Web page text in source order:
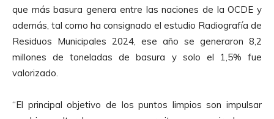
que más basura genera entre las naciones de la OCDE y
además, tal como ha consignado el estudio Radiografía de
Residuos Municipales 2024, ese año se generaron 8,2
millones de toneladas de basura y solo el 1,5% fue
valorizado.
“El principal objetivo de los puntos limpios son impulsar